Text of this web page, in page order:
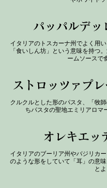
パッパルデ
イタリアのトスカーナ州でよく用
「食いしん坊」という意味を持つ
ストロッツァプ
クルクルとした形のパスタ、「牧
ちパスタの聖地エミリアロマ
オレキエ
イタリアのブーリア州やバジリカ
のような形をしていて「耳」の意
と